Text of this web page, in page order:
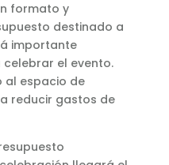
formato y
destinado a
importante
el evento.
al espacio de
reducir gastos de